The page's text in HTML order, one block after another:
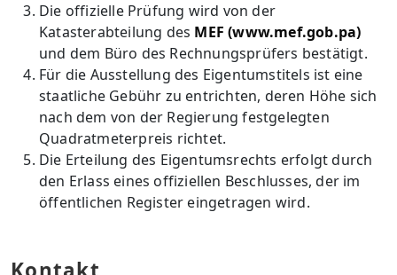
Die offizielle Prüfung wird von der
Katasterabteilung des MEF (www.mef.gob.pa)
und dem Büro des Rechnungsprüfers bestätigt.
Für die Ausstellung des Eigentumstitels ist eine
staatliche Gebühr zu entrichten, deren Höhe sich
nach dem von der Regierung festgelegten
Quadratmeterpreis richtet.
Die Erteilung des Eigentumsrechts erfolgt durch
den Erlass eines offiziellen Beschlusses, der im
öffentlichen Register eingetragen wird.